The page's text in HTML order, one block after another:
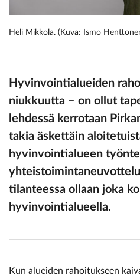
Heli Mikkola. (Kuva: Ismo
Hyvinvointialueiden
niukkuutta – on ollut
lehdessä kerrotaan
takia äskettäin
hyvinvointialueen
tilanteessa ollaan joka
hyvinvointialueella.
Kun alueiden rahoitukseen